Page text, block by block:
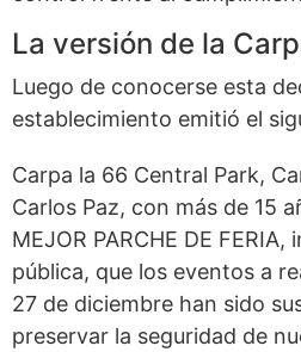
La versión de la
Luego de conocerse esta
establecimiento emitió el
Carpa la 66 Central Park,
Carlos Paz, con más de 15
MEJOR PARCHE DE
pública, que los eventos a
27 de diciembre han sido
preservar la seguridad de